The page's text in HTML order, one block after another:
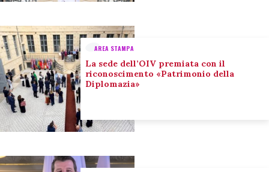
AREA STAMPA
La sede dell’OIV premiata con il
riconoscimento «Patrimonio della
Diplomazia»